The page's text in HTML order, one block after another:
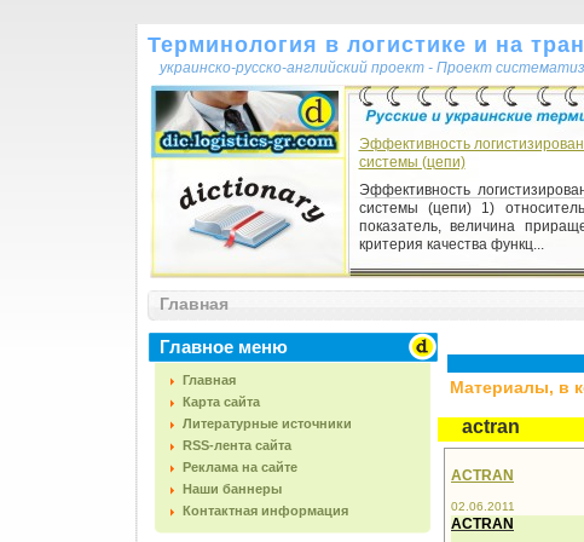
Терминология в логистике и на
украинско-русско-английский проект - Проект
Эффективность
системы (цепи)
Эффективность
системы (цепи) 1)
показатель, величина
критерия качества функц...
Главная
Главное меню
Главная
Карта сайта
Литературные источники
RSS-лента сайта
Реклама на сайте
Наши баннеры
Контактная информация
Материалы, в
actran
ACTRAN
02.06.2011
ACTRAN